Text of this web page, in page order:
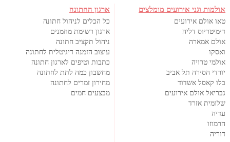
אולמות וגני אירועים מומלצים
טאו אולם אירועים
דימיטריוס דליה
אולם אמארה
ואסקו
אולמי טרויה
יורדי הסירה תל אביב
בלו קאסל אשדוד
גבריאל אולם אירועים
שלומית אזרד
עדיה
הרמוזו
דוריה
ארגון החתונה
כל הכלים לניהול חתונה
ארגון רשימת מוזמנים
ניהול תקציב חתונה
עיצוב הזמנה דיגיטלית לחתונה
כתבות וטיפים לארגון חתונה
מחשבון כמה לתת לחתונה
מחירון זמרים לחתונה
מבצעים חמים